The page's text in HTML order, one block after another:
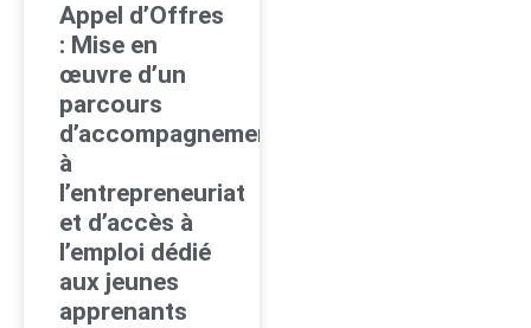
Appel d’Offres
: Mise en
œuvre d’un
parcours
d’accompagnement
à
l’entrepreneuriat
et d’accès à
l’emploi dédié
aux jeunes
apprenants